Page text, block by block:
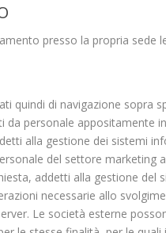
presso la propria sede
quindi di navigazione
da personale
alla gestione dei sistemi
del settore
addetti alla gestione
necessarie allo
Le società esterne